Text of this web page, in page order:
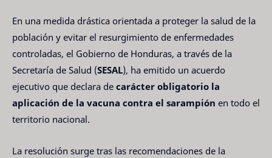
En una medida drástica orientada a proteger la salud de la
población y evitar el resurgimiento de enfermedades
controladas, el Gobierno de Honduras, a través de la
Secretaría de Salud (SESAL), ha emitido un acuerdo
ejecutivo que declara de carácter obligatorio la
aplicación de la vacuna contra el sarampión en todo el
territorio nacional.
La resolución surge tras las recomendaciones de la